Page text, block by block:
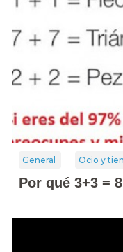
General Ocio y
Por qué 3+3 =